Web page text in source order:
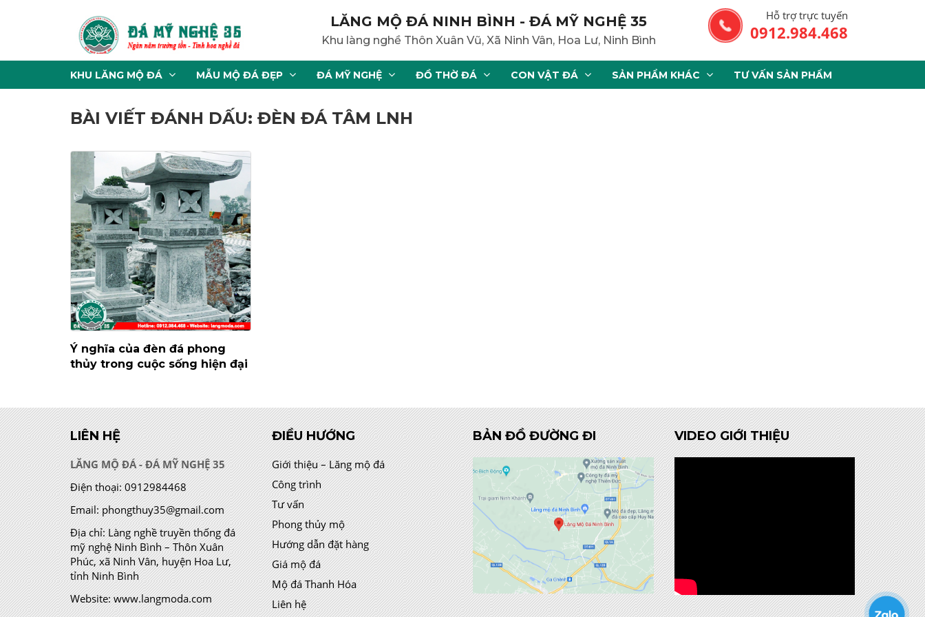
LĂNG MỘ ĐÁ NINH BÌNH - ĐÁ MỸ NGHỆ 35
Khu làng nghề Thôn Xuân Vũ, Xã Ninh Vân, Hoa Lư, Ninh Bình
Hỗ trợ trực tuyến
0912.984.468
KHU LĂNG MỘ ĐÁ MẪU MỘ ĐÁ ĐẸP ĐÁ MỸ NGHỆ ĐỒ THỜ ĐÁ CON VẬT ĐÁ SẢN PHẨM KHÁC TƯ VẤN SẢN PHẨM
BÀI VIẾT ĐÁNH DẤU: ĐÈN ĐÁ TÂM LNH
Ý nghĩa của đèn đá phong
thủy trong cuộc sống hiện đại
LIÊN HỆ
LĂNG MỘ ĐÁ - ĐÁ MỸ NGHỆ 35
Điện thoại: 0912984468
Email: phongthuy35@gmail.com
Địa chỉ:Làng nghề truyền thống đá
mỹ nghệ Ninh Bình – Thôn Xuân
Phúc, xã Ninh Vân, huyện Hoa Lư,
tỉnh Ninh Bình
Website: www.langmoda.com
ĐIỀU HƯỚNG
Giới thiệu – Lăng mộ đá
Công trình
Tư vấn
Phong thủy mộ
Hướng dẫn đặt hàng
Giá mộ đá
Mộ đá Thanh Hóa
Liên hệ
BẢN ĐỒ ĐƯỜNG ĐI VIDEO GIỚI THIỆU